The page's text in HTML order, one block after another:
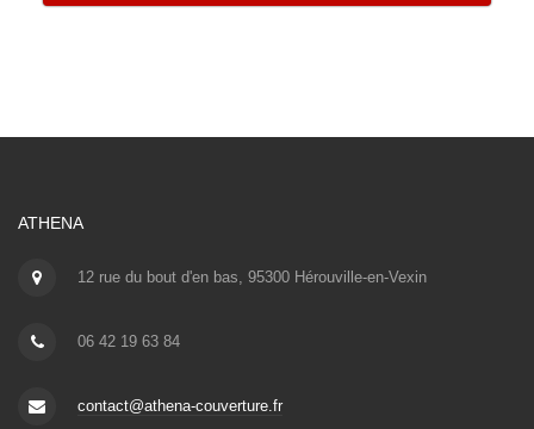
ATHENA
12 rue du bout d'en bas, 95300 Hérouville-en-Vexin
06 42 19 63 84
contact@athena-couverture.fr